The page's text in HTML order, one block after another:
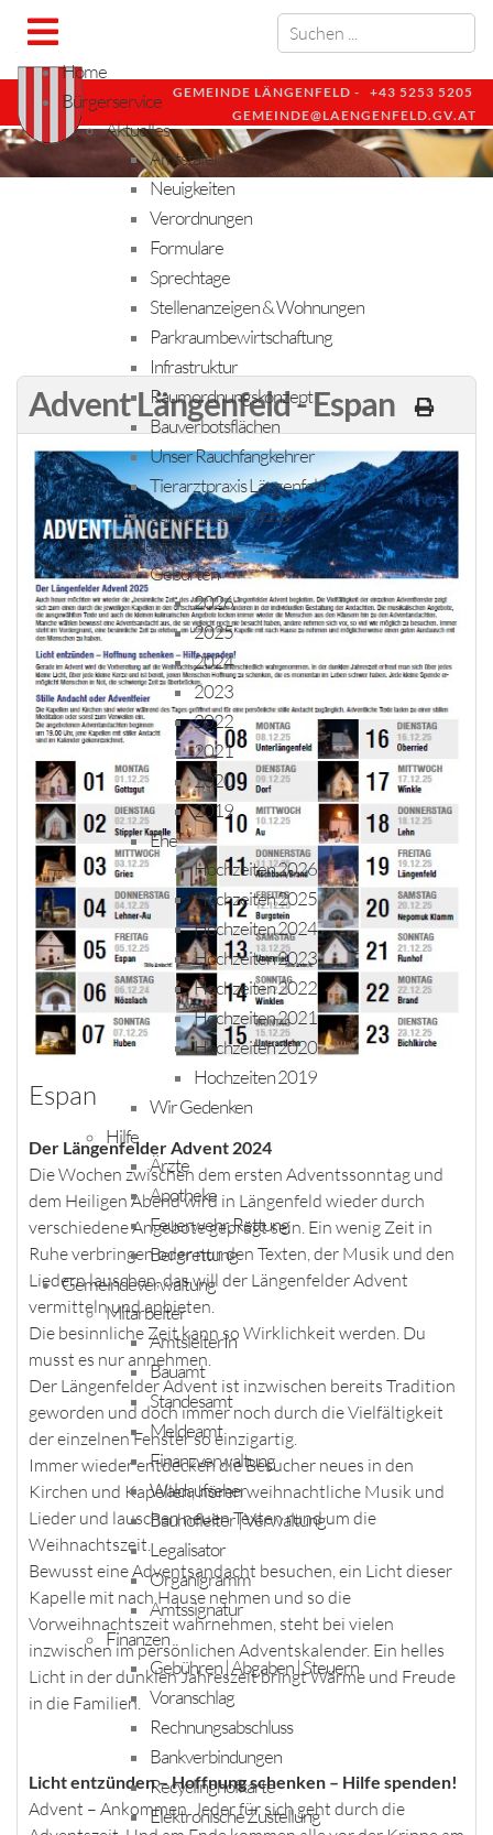
GEMEINDE LÄNGENFELD - +43 5253 5205
GEMEINDE@LAENGENFELD.GV.AT
Home
Bürgerservice
Aktuelles
Amtstafel
Neuigkeiten
Verordnungen
Formulare
Sprechtage
Stellenanzeigen & Wohnungen
Parkraumbewirtschaftung
Infrastruktur
Raumordnungskonzept
Bauverbotsflächen
Unser Rauchfangkehrer
Tierarztpraxis Längenfeld
Schlachtstelle Ötztal
Standesfälle
Geburten
2026
2025
2024
2023
2022
2021
2020
2019
Ehe
Hochzeiten 2026
Hochzeiten 2025
Hochzeiten 2024
Hochzeiten 2023
Hochzeiten 2022
Hochzeiten 2021
Hochzeiten 2020
Hochzeiten 2019
Wir Gedenken
Hilfe
Ärzte
Apotheke
Feuerwehr, Rettung
Bergrettung
Gemeindeverwaltung
Mitarbeiter
AmtsleiterIn
Bauamt
Standesamt
Meldeamt
Finanzverwaltung
Waldaufseher
Bauhofleiter | Verwaltung
Legalisator
Organigramm
Amtssignatur
Finanzen
Gebühren | Abgaben | Steuern
Voranschlag
Rechnungsabschluss
Bankverbindungen
Recyclinghofkarte
Elektronische Zustellung
Advent Längenfeld - Espan
Espan
Der Längenfelder Advent 2024
Die Wochen zwischen dem ersten Adventssonntag und
dem Heiligen Abend wird in Längenfeld wieder durch
verschiedene Angebote geprägt sein. Ein wenig Zeit in
Ruhe verbringen oder nur den Texten, der Musik und den
Liedern lauschen, das will der Längenfelder Advent
vermitteln und anbieten.
Die besinnliche Zeit kann so Wirklichkeit werden. Du
musst es nur annehmen.
Der Längenfelder Advent ist inzwischen bereits Tradition
geworden und doch immer noch durch die Vielfältigkeit
der einzelnen Fenster so einzigartig.
Immer wieder entdecken die Besucher neues in den
Kirchen und Kapellen, hören weihnachtliche Musik und
Lieder und lauschen neuen Texten rund um die
Weihnachtszeit.
Bewusst eine Adventsandacht besuchen, ein Licht dieser
Kapelle mit nach Hause nehmen und so die
Vorweihnachtszeit wahrnehmen, steht bei vielen
inzwischen im persönlichen Adventskalender. Ein helles
Licht in der dunklen Jahreszeit bringt Wärme und Freude
in die Familien.
Licht entzünden – Hoffnung schenken – Hilfe spenden!
Advent – Ankommen. Jeder für sich geht durch die